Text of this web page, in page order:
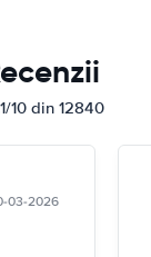
10 din 12840
03-2026